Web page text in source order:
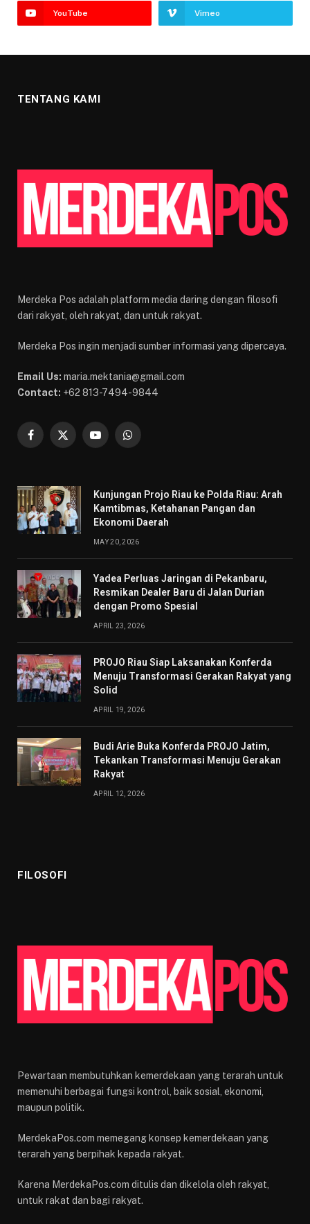
YouTube Vimeo
TENTANG KAMI
Merdeka Pos adalah platform media daring dengan filosofi
dari rakyat, oleh rakyat, dan untuk rakyat.
Merdeka Pos ingin menjadi sumber informasi yang dipercaya.
Email Us: maria.mektania@gmail.com
Contact: +62 813-7494-9844
Facebook
X
YouTubeWhatsApp
Kunjungan Projo Riau ke Polda Riau: Arah
Kamtibmas, Ketahanan Pangan dan
Ekonomi Daerah
MAY 20, 2026
Yadea Perluas Jaringan di Pekanbaru,
Resmikan Dealer Baru di Jalan Durian
dengan Promo Spesial
APRIL 23, 2026
PROJO Riau Siap Laksanakan Konferda
Menuju Transformasi Gerakan Rakyat yang
Solid
APRIL 19, 2026
Budi Arie Buka Konferda PROJO Jatim,
Tekankan Transformasi Menuju Gerakan
Rakyat
APRIL 12, 2026
FILOSOFI
Pewartaan membutuhkan kemerdekaan yang terarah untuk
memenuhi berbagai fungsi kontrol, baik sosial, ekonomi,
maupun politik.
MerdekaPos.com memegang konsep kemerdekaan yang
terarah yang berpihak kepada rakyat.
Karena MerdekaPos.com ditulis dan dikelola oleh rakyat,
untuk rakat dan bagi rakyat.